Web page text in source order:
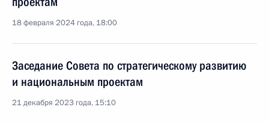
18 февраля 2024 года, 18:00
Заседание Совета по стратегическому развитию
и национальным проектам
21 декабря 2023 года, 15:10